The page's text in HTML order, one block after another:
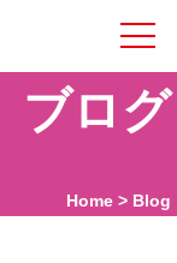
ブログ
Home Blog